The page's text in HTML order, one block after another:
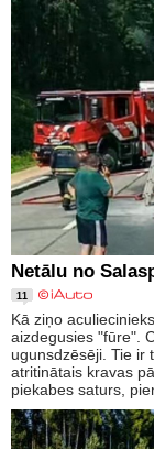
Netālu no
11
Kā ziņo
aizdegusies "fūre".
ugunsdzēsēji. Tie ir
atritinātais kravas
piekabes saturs,